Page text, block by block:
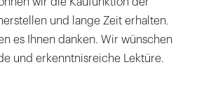
und lange Zeit erhalten.
es Ihnen danken. Wir wünschen
und erkenntnisreiche Lektüre.